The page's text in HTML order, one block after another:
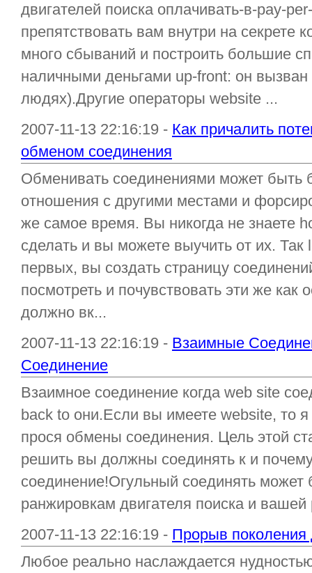
двигателей поиска оплачивать-в-pay-
препятствовать вам внутри на секрете
много сбываний и построить большие
наличными деньгами up-front: он
людях).Другие операторы website ...
2007-11-13 22:16:19 - Как причалить
обменом соединения
Обменивать соединениями может быть
отношения с другими местами и
же самое время. Вы никогда не знаете
сделать и вы можете выучить от их.
первых, вы создать страницу
посмотреть и почувствовать эти же как
должно вк...
2007-11-13 22:16:19 - Взаимные
Соединение
Взаимное соединение когда web site
back to они.Если вы имеете website, то
прося обмены соединения. Цель этой
решить вы должны соединять к и
соединение!Огульный соединять
ранжировкам двигателя поиска и вашей
2007-11-13 22:16:19 - Прорыв
Любое реально наслаждается